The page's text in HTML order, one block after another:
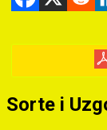
Sorte i